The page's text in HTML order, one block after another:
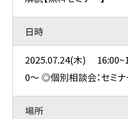
日時
2025.07.24(木)
0～ ◎個別相談会：セミ
場所